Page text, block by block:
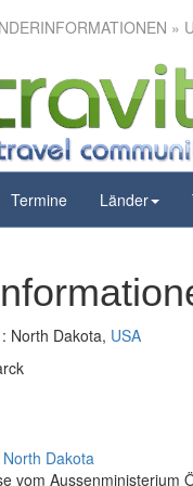
»
Termine Länder
North Dakota, USA
North Dakota
vom Aussenministerium